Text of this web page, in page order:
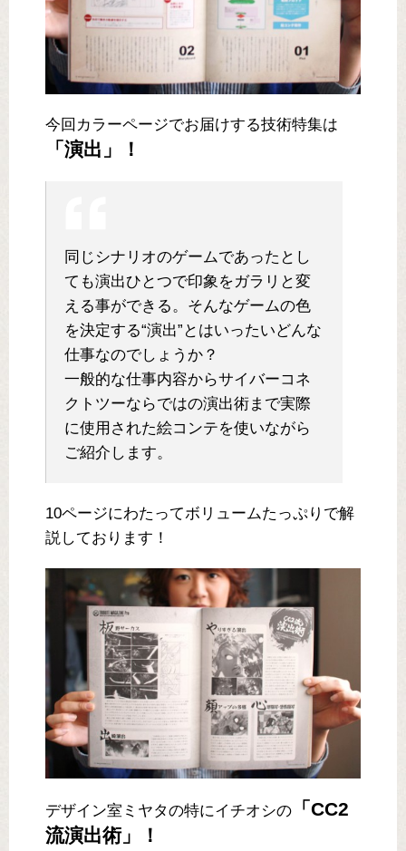
今回カラーページでお届けする技術特集は
「演出」！
同じシナリオのゲームであったとし
ても演出ひとつで印象をガラリと変
える事ができる。そんなゲームの色
を決定する“演出”とはいったいどんな
仕事なのでしょうか？
一般的な仕事内容からサイバーコネ
クトツーならではの演出術まで実際
に使用された絵コンテを使いながら
ご紹介します。
10ページにわたってボリュームたっぷりで解
説しております！
デザイン室ミヤタの特にイチオシの
「CC2
流演出術」！